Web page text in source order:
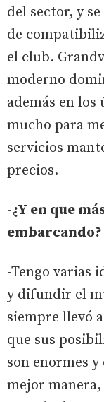
del sector, y
de
el club.
moderno
además en
mucho para
servicios
precios.
-¿Y en que
embarcando?
-Tengo varias
y difundir el
siempre llevó
que sus
son enormes
mejor manera,